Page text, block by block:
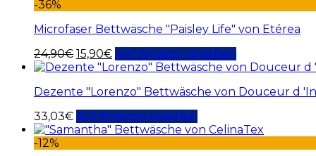
-36%
Microfaser Bettwäsche "Paisley Life" von Etérea
24,90€ 15,90€ Auf Amazon ansehen
Dezente "Lorenzo" Bettwäsche von Douceur d
33,03€ Auf Amazon ansehen
-12%